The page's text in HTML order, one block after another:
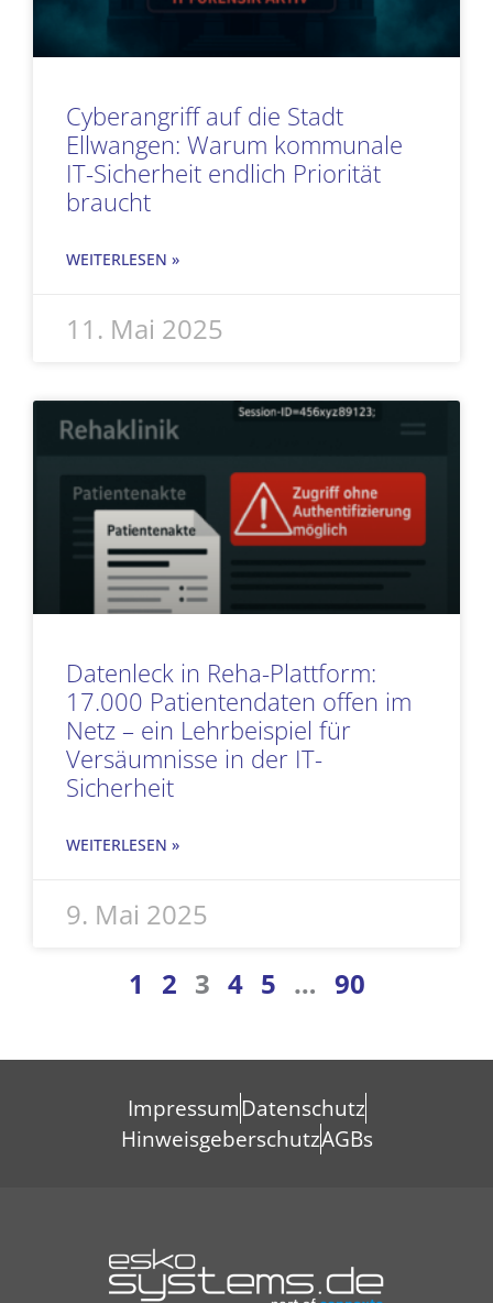
Cyberangriff auf die Stadt
Ellwangen: Warum kommunale
IT-Sicherheit endlich Priorität
braucht
WEITERLESEN »
11. Mai 2025
Datenleck in Reha-Plattform:
17.000 Patientendaten offen im
Netz – ein Lehrbeispiel für
Versäumnisse in der IT-
Sicherheit
WEITERLESEN »
9. Mai 2025
1 2 3 4 5 … 90
ImpressumDatenschutz
HinweisgeberschutzAGBs